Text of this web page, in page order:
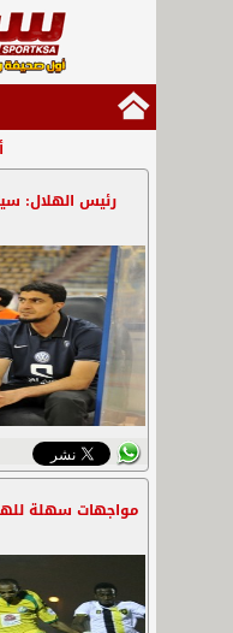
رئيس الهلال:
مواجهات سهلة